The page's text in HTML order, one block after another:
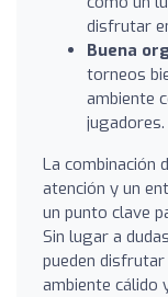
disfrutar
Buena
torneos
ambiente
jugadores.
La combinación
atención y un
un punto clave
Sin lugar a
pueden disfrutar
ambiente cálido